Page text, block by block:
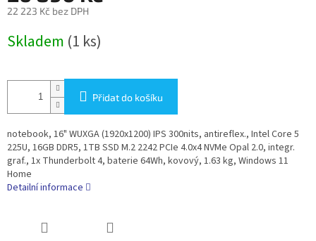
22 223 Kč bez DPH
cena:
Skladem (1 ks)
Přidat do košíku
notebook, 16" WUXGA (1920x1200) IPS 300nits, antireflex., Intel Core 5
225U, 16GB DDR5, 1TB SSD M.2 2242 PCIe 4.0x4 NVMe Opal 2.0, integr.
graf., 1x Thunderbolt 4, baterie 64Wh, kovový, 1.63 kg, Windows 11
Home
Detailní informace